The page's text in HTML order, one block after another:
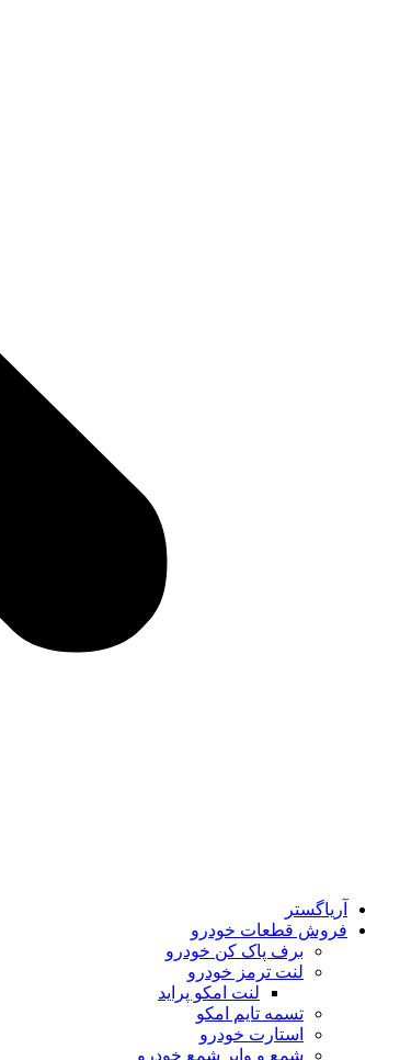
آریاگستر
فروش قطعات خودرو
برف پاک کن خودرو
لنت ترمز خودرو
لنت امکو پراید
تسمه تایم امکو
استارت خودرو
شمع و وایر شمع خودرو